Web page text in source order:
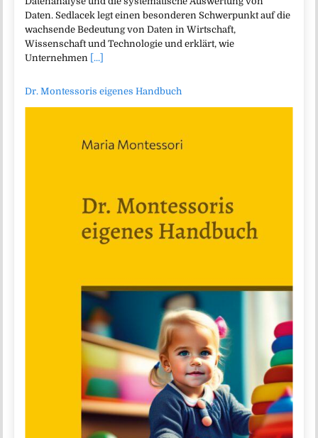
Daten. Sedlacek legt einen besonderen Schwerpunkt auf die
wachsende Bedeutung von Daten in Wirtschaft,
Wissenschaft und Technologie und erklärt, wie
Unternehmen [...]
Dr. Montessoris eigenes Handbuch